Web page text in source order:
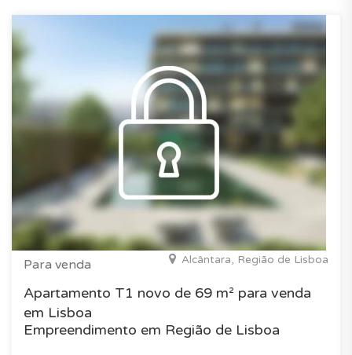
Para venda Alcântara, Região de Lisboa
Apartamento T1 novo de 69 m² para venda
em Lisboa
Empreendimento em Região de Lisboa